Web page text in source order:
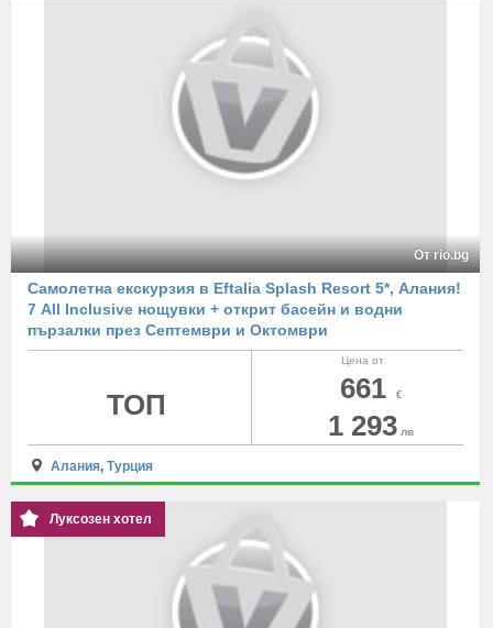
От rio.bg
Самолетна екскурзия в Eftalia Splash Resort 5*, Алания!
7 All Inclusive нощувки + открит басейн и водни
пързалки през Септември и Октомври
Цена от
661 €
1 293 лв
ТОП
Алания,Турция
Луксозен хотел